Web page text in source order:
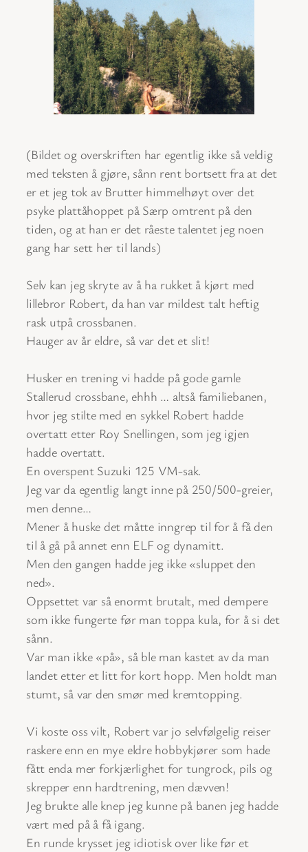
(Bildet og overskriften har egentlig ikke så veldig
med teksten å gjøre, sånn rent bortsett fra at det
er et jeg tok av Brutter himmelhøyt over det
psyke plattåhoppet på Særp omtrent på den
tiden, og at han er det råeste talentet jeg noen
gang har sett her til lands)
Selv kan jeg skryte av å ha rukket å kjørt med
lillebror Robert, da han var mildest talt heftig
rask utpå crossbanen.
Hauger av år eldre, så var det et slit!
Husker en trening vi hadde på gode gamle
Stallerud crossbane, ehhh … altså familiebanen,
hvor jeg stilte med en sykkel Robert hadde
overtatt etter Roy Snellingen, som jeg igjen
hadde overtatt.
En overspent Suzuki 125 VM-sak.
Jeg var da egentlig langt inne på 250/500-greier,
men denne…
Mener å huske det måtte inngrep til for å få den
til å gå på annet enn ELF og dynamitt.
Men den gangen hadde jeg ikke «sluppet den
ned».
Oppsettet var så enormt brutalt, med dempere
som ikke fungerte før man toppa kula, for å si det
sånn.
Var man ikke «på», så ble man kastet av da man
landet etter et litt for kort hopp. Men holdt man
stumt, så var den smør med kremtopping.
Vi koste oss vilt, Robert var jo selvfølgelig reiser
raskere enn en mye eldre hobbykjører som hade
fått enda mer forkjærlighet for tungrock, pils og
skrepper enn hardtrening, men dævven!
Jeg brukte alle knep jeg kunne på banen jeg hadde
vært med på å få igang.
En runde krysset jeg idiotisk over like før et